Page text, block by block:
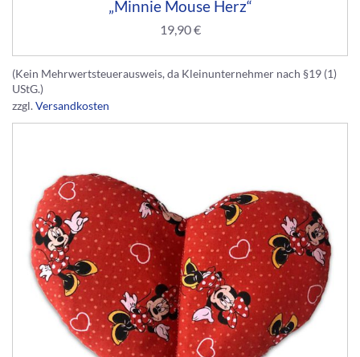
„Minnie Mouse Herz“
19,90€
(Kein Mehrwertsteuerausweis, da Kleinunternehmer nach §19 (1)
UStG.)
zzgl.Versandkosten